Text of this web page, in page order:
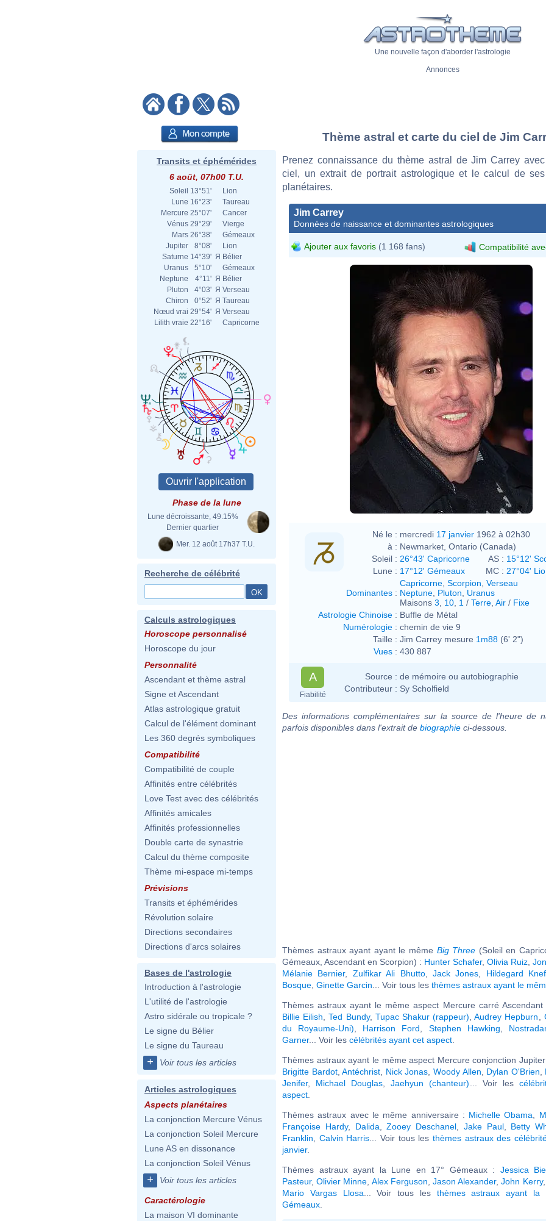
Une nouvelle façon d'aborder l'astrologie
Annonces
Transits et éphémérides
6 août, 07h00 T.U.
Soleil 13°51'
Lion
Lune 16°23'
Taureau
Mercure 25°07'
Cancer
Vénus 29°29'
Vierge
Mars 26°38'
Gémeaux
Jupiter
8°08'
Lion
Saturne 14°39' Я Bélier
Uranus
5°10'
Gémeaux
Neptune
4°11' Я Bélier
Pluton
4°03' Я Verseau
Chiron
0°52' Я Taureau
Nœud vrai 29°54' Я Verseau
Lilith vraie 22°16' Capricorne
Phase de la lune
Lune décroissante, 49.15%
Dernier quartier
Mer. 12 août 17h37 T.U.
Recherche de célébrité
Calculs astrologiques
Horoscope personnalisé
Horoscope du jour
Personnalité
Ascendant et thème astral
Signe et Ascendant
Atlas astrologique gratuit
Calcul de l'élément dominant
Les 360 degrés symboliques
Compatibilité
Compatibilité de couple
Affinités entre célébrités
Love Test avec des célébrités
Affinités amicales
Affinités professionnelles
Double carte de synastrie
Calcul du thème composite
Thème mi-espace mi-temps
Prévisions
Transits et éphémérides
Révolution solaire
Directions secondaires
Directions d'arcs solaires
Bases de l'astrologie
Introduction à l'astrologie
L'utilité de l'astrologie
Astro sidérale ou tropicale ?
Le signe du Bélier
Le signe du Taureau
+ Voir tous les articles
Articles astrologiques
Aspects planétaires
La conjonction Mercure Vénus
La conjonction Soleil Mercure
Lune AS en dissonance
La conjonction Soleil Vénus
+ Voir tous les articles
Caractérologie
La maison VI dominante
Thème astral et carte du ciel de Jim
Prenez connaissance du thème astral de Jim Carrey
ciel, un extrait de portrait astrologique et le calcul de
planétaires.
Jim Carrey
Données de naissance et dominantes astrologiques
Ajouter aux favoris (1 168 fans) Compatibilité
Né le : mercredi 17 janvier 1962 à 02h30
à : Newmarket, Ontario (Canada)
Soleil : 26°43' Capricorne AS : 15°12'
Lune : 17°12' Gémeaux MC : 27°04'
Dominantes :
Capricorne Scorpion Verseau
Neptune Pluton
Uranus
Maisons 3 10 1 / Terre Air / Fixe
Astrologie Chinoise : Buffle de Métal
Numérologie : chemin de vie 9
Taille : Jim Carrey mesure 1m88 (6' 2")
Vues : 430 887
A
Fiabilité
Source : de mémoire ou autobiographie
Contributeur : Sy Scholfield
Des informations complémentaires sur la source de l'heure de
parfois disponibles dans l'extrait de biographie ci-dessous.
Thèmes astraux ayant ayant le même Big Three (Soleil en
Gémeaux, Ascendant en Scorpion) : Hunter Schafer, Olivia Ruiz
Mélanie Bernier, Zulfikar Ali Bhutto,Jack Jones Hildegard Knef
Bosque Ginette Garcin ... Voir tous les thèmes astraux ayant le
Thèmes astraux ayant le même aspect Mercure carré
Billie Eilish ,Ted Bundy, Tupac Shakur (rappeur) ,Audrey Hepburn
du Royaume-Uni)
Harrison Ford Stephen Hawking
Garner... Voir les célébrités ayant cet aspect
Thèmes astraux ayant le même aspect Mercure conjonction
Brigitte Bardot,Antéchrist Nick Jonas ,Woody Allen Dylan O'Brien
Jenifer, Michael Douglas ,Jaehyun (chanteur) ... Voir les
aspect
Thèmes astraux avec le même anniversaire : Michelle Obama
Françoise Hardy, Dalida ,Zooey Deschanel Jake Paul, Betty
Franklin
Calvin Harris ... Voir tous lesthèmes astraux des
janvier.
Thèmes astraux ayant la Lune en 17° Gémeaux : Jessica
Pasteur,Olivier Minne Alex Ferguson ,Jason Alexander,John Kerry,
Mario Vargas Llosa ... Voir tous les thèmes astraux ayant la
Gémeaux